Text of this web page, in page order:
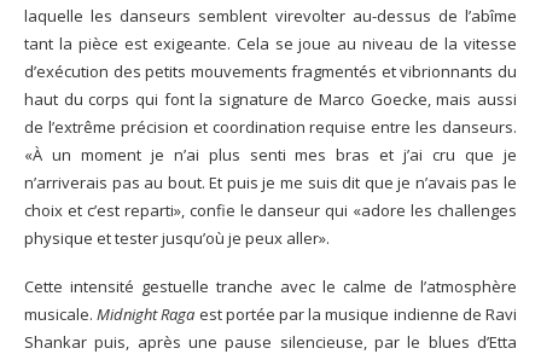
laquelle les danseurs semblent virevolter au-dessus de l’abîme
tant la pièce est exigeante. Cela se joue au niveau de la vitesse
d’exécution des petits mouvements fragmentés et vibrionnants du
haut du corps qui font la signature de Marco Goecke, mais aussi
de l’extrême précision et coordination requise entre les danseurs.
«À un moment je n’ai plus senti mes bras et j’ai cru que je
n’arriverais pas au bout. Et puis je me suis dit que je n’avais pas le
choix et c’est reparti», confie le danseur qui «adore les challenges
physique et tester jusqu’où je peux aller».
Cette intensité gestuelle tranche avec le calme de l’atmosphère
musicale.Midnight Raga est portée par la musique indienne de Ravi
Shankar puis, après une pause silencieuse, par le blues d’Etta